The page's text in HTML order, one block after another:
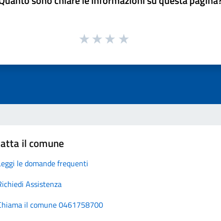
il comune
le domande frequenti
Assistenza
il comune 0461758700